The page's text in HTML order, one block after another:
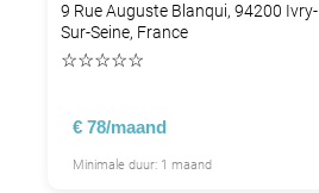
9 Rue Auguste Blanqui, 94200 Ivry-
Sur-Seine, France
☆☆☆☆☆
€ 78/maand
Minimale duur: 1 maand